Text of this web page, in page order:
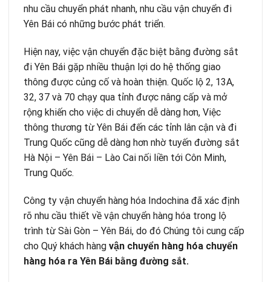
nhu cầu chuyển phát nhanh, nhu cầu vận chuyển đi
Yên Bái có những bước phát triển.
Hiện nay, việc vận chuyển đặc biệt bằng đường sắt
đi Yên Bái gặp nhiều thuận lợi do hệ thống giao
thông được củng cố và hoàn thiện. Quốc lộ 2, 13A,
32, 37 và 70 chạy qua tỉnh được nâng cấp và mở
rộng khiến cho việc di chuyển dễ dàng hơn, Việc
thông thương từ Yên Bái đến các tỉnh lân cận và đi
Trung Quốc cũng dễ dàng hơn nhờ tuyến đường sắt
Hà Nội – Yên Bái – Lào Cai nối liền tới Côn Minh,
Trung Quốc.
Công ty vận chuyển hàng hóa Indochina đã xác định
rõ nhu cầu thiết về vận chuyển hàng hóa trong lộ
trình từ Sài Gòn – Yên Bái, do đó Chúng tôi cung cấp
cho Quý khách hàng vận chuyển hàng hóa chuyển
hàng hóa ra Yên Bái bằng đường sắt.